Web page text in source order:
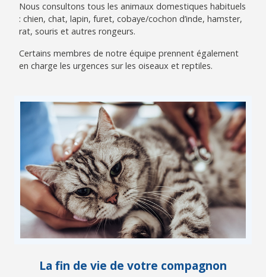
Nous consultons tous les animaux domestiques habituels
: chien, chat, lapin, furet, cobaye/cochon d’inde, hamster,
rat, souris et autres rongeurs.
Certains membres de notre équipe prennent également
en charge les urgences sur les oiseaux et reptiles.
La fin de vie de votre compagnon